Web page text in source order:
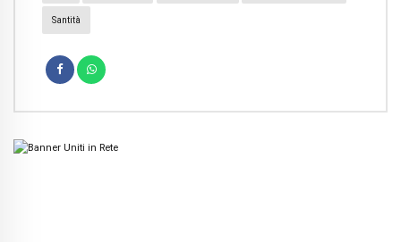
Santità